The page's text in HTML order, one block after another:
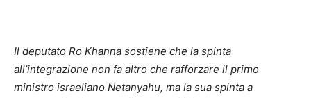
Il deputato Ro Khanna sostiene che la spinta
all’integrazione non fa altro che rafforzare il primo
ministro israeliano Netanyahu, ma la sua spinta a